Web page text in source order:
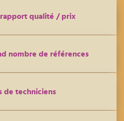
rapport qualité / prix
nombre de références
de techniciens